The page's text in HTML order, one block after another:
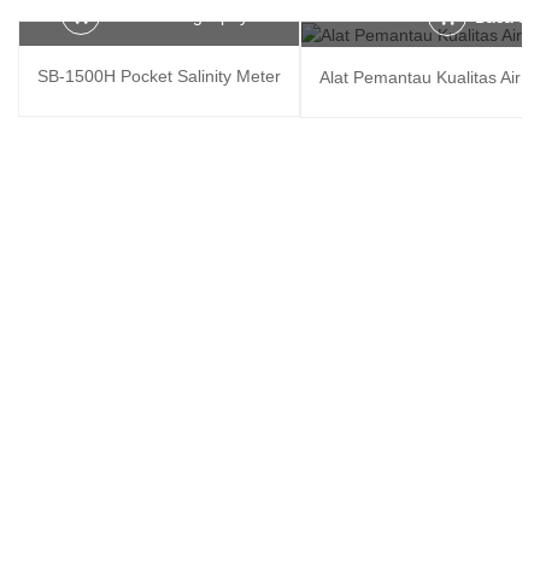
SB-1500H Pocket Salinity Meter
Baca
Alat Pemantau Kualitas Air